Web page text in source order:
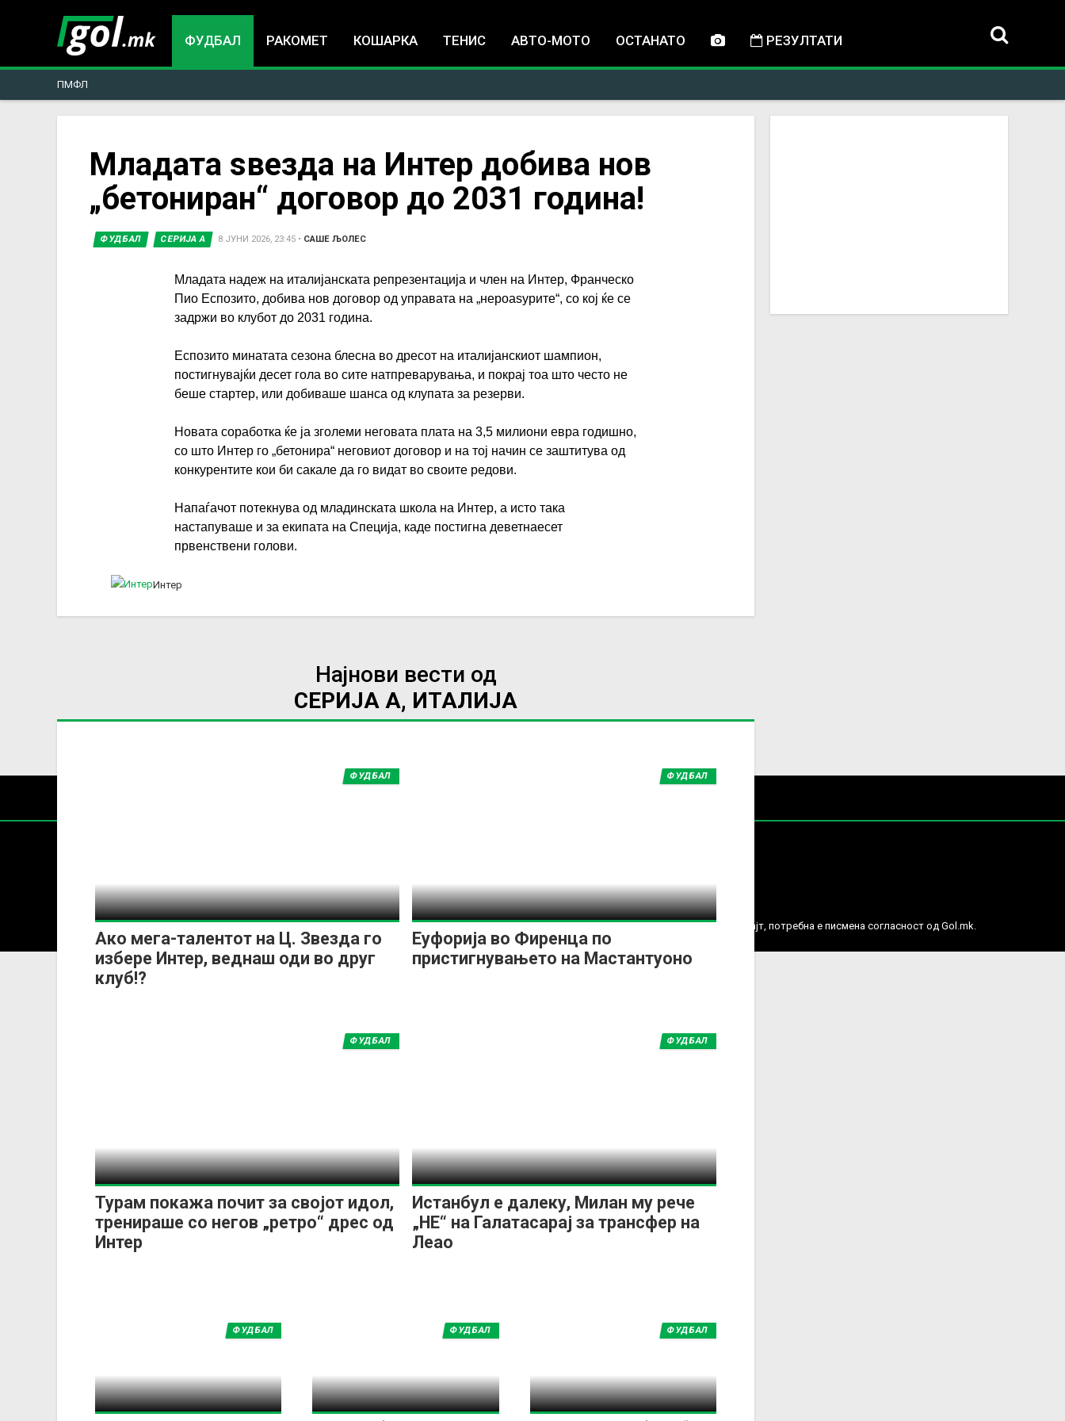
ФУДБАЛ РАКОМЕТ КОШАРКА ТЕНИС АВТО-МОТО ОСТАНАТО РЕЗУЛТАТИ
ПМФЛ
here
Младата ѕвезда на Интер добива нов
„бетониран“ договор до 2031 година!
ФУДБАЛ СЕРИЈА А 8 ЈУНИ 2026, 23:45 • САШЕ ЉОЛЕС
Младата надеж на италијанската репрезентација и член на Интер, Франческо
Пио Еспозито, добива нов договор од управата на „нероаѕурите“, со кој ќе се
задржи во клубот до 2031 година.
Еспозито минатата сезона блесна во дресот на италијанскиот шампион,
постигнувајќи десет гола во сите натпреварувања, и покрај тоа што често не
беше стартер, или добиваше шанса од клупата за резерви.
Новата соработка ќе ја зголеми неговата плата на 3,5 милиони евра годишно,
со што Интер го „бетонира“ неговиот договор и на тој начин се заштитува од
конкурентите кои би сакале да го видат во своите редови.
Напаѓачот потекнува од младинската школа на Интер, а исто така
настапуваше и за екипата на Специја, каде постигна деветнаесет
првенствени голови.
Интер
Најнови вести од
СЕРИЈА А, ИТАЛИЈА
Ако мега-талентот на Ц. Звезда го
избере Интер, веднаш оди во друг
клуб!?
ФУДБАЛ
Еуфорија во Фиренца по
пристигнувањето на Мастантуоно
ФУДБАЛ
Турам покажа почит за својот идол,
тренираше со негов „ретро“ дрес од
Интер
ФУДБАЛ
Истанбул е далеку, Милан му рече
„НЕ“ на Галатасарај за трансфер на
Леао
ФУДБАЛ
ФУДБАЛ ФУДБАЛ ФУДБАЛ
Содржините на Gol.mk се заштитени со Законот за авторското право и сродните права.
За секоја форма на распространување, репродукција или комерцијална употреба на текстови, фотографии или податоци од овој веб сајт, потребна е писмена согласност од Gol.mk.